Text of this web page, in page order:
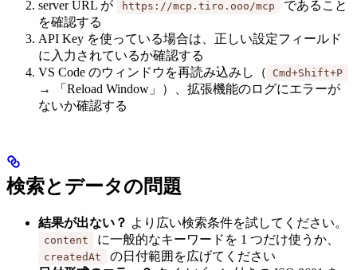
server URL が
https://mcp.tiro.ooo/mcp
であること
を確認する
API Key を使っている場合は、正しい設定フィールド
に入力されているか確認する
VS Code のウィンドウを再読み込みし（
Cmd+Shift+P
→ 「Reload Window」）、拡張機能のログにエラーが
ないか確認する
検索とデータの問題
結果が出ない？ より広い検索条件を試してください。
content に一般的なキーワードを 1 つだけ使うか、
createdAt
の日付範囲を広げてください